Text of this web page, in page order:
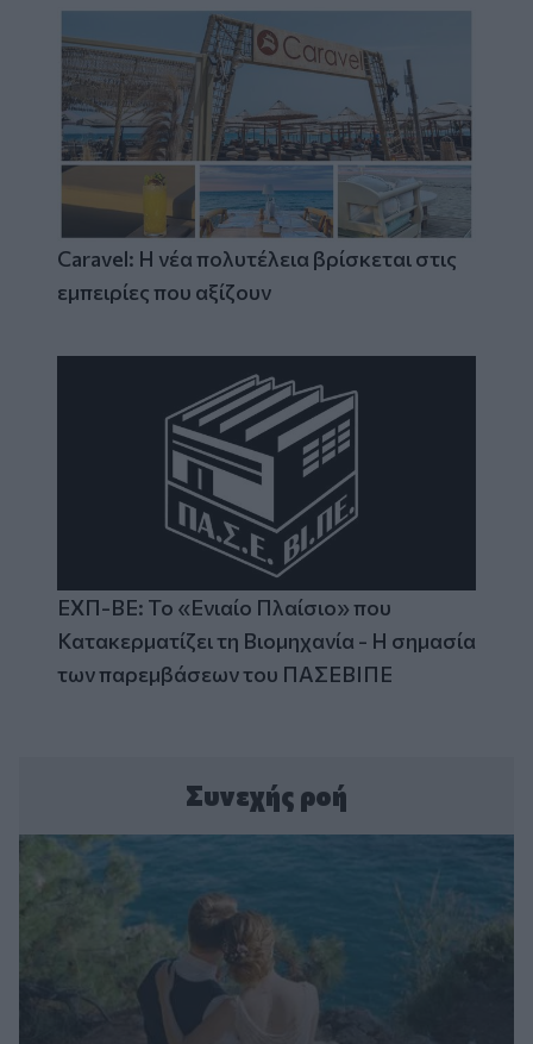
Caravel: Η νέα πολυτέλεια βρίσκεται στις
εμπειρίες που αξίζουν
ΕΧΠ-ΒΕ: Το «Ενιαίο Πλαίσιο» που
Κατακερματίζει τη Βιομηχανία - Η σημασία
των παρεμβάσεων του ΠΑΣΕΒΙΠΕ
Συνεχής ροή